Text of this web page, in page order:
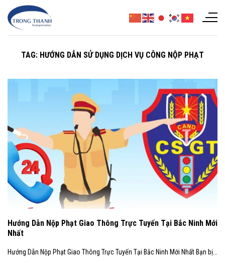
Chuyển
đến
TAG: HƯỚNG DẪN SỬ DỤNG DỊCH VỤ CÔNG NỘP PHẠT
Hướng Dẫn Nộp Phạt Giao Thông Trực Tuyến Tại Bắc Ninh Mới
Nhất
Hướng Dẫn Nộp Phạt Giao Thông Trực Tuyến Tại Bắc Ninh Mới Nhất Bạn bị...